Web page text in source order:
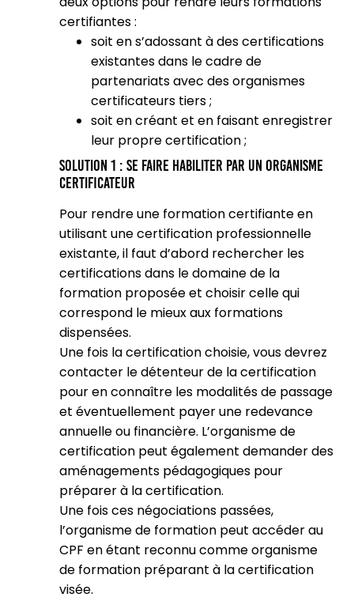
certifiantes :
soit en s’adossant à des certifications
existantes dans le cadre de
partenariats avec des organismes
certificateurs tiers ;
soit en créant et en faisant enregistrer
leur propre certification ;
Solution 1 : se faire habiliter par un organisme
certificateur
Pour rendre une formation certifiante en
utilisant une certification professionnelle
existante, il faut d’abord rechercher les
certifications dans le domaine de la
formation proposée et choisir celle qui
correspond le mieux aux formations
dispensées.
Une fois la certification choisie, vous devrez
contacter le détenteur de la certification
pour en connaître les modalités de passage
et éventuellement payer une redevance
annuelle ou financière. L’organisme de
certification peut également demander des
aménagements pédagogiques pour
préparer à la certification.
Une fois ces négociations passées,
l’organisme de formation peut accéder au
CPF en étant reconnu comme organisme
de formation préparant à la certification
visée.